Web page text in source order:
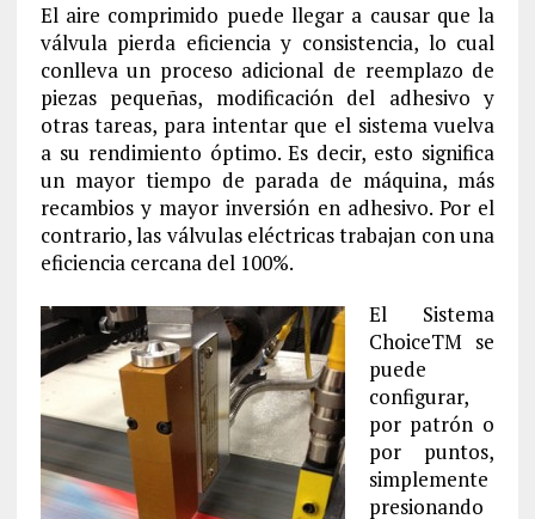
El aire comprimido puede llegar a causar que la
válvula pierda eficiencia y consistencia, lo cual
conlleva un proceso adicional de reemplazo de
piezas pequeñas, modificación del adhesivo y
otras tareas, para intentar que el sistema vuelva
a su rendimiento óptimo. Es decir, esto significa
un mayor tiempo de parada de máquina, más
recambios y mayor inversión en adhesivo. Por el
contrario, las válvulas eléctricas trabajan con una
eficiencia cercana del 100%.
El Sistema
ChoiceTM se
puede
configurar,
por patrón o
por puntos,
simplemente
presionando